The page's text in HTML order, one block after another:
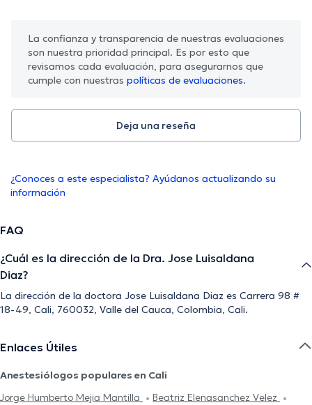
La confianza y transparencia de nuestras evaluaciones
son nuestra prioridad principal. Es por esto que
revisamos cada evaluación, para asegurarnos que
cumple con nuestras políticas de evaluaciones.
Deja una reseña
¿Conoces a este especialista? Ayúdanos actualizando su
información
FAQ
¿Cuál es la dirección de la Dra. Jose Luisaldana
Diaz?
La dirección de la doctora Jose Luisaldana Diaz es Carrera 98 #
18-49, Cali, 760032, Valle del Cauca, Colombia, Cali.
Enlaces Útiles
Anestesiólogos populares en Cali
Jorge Humberto Mejia Mantilla
Beatriz Elenasanchez Velez